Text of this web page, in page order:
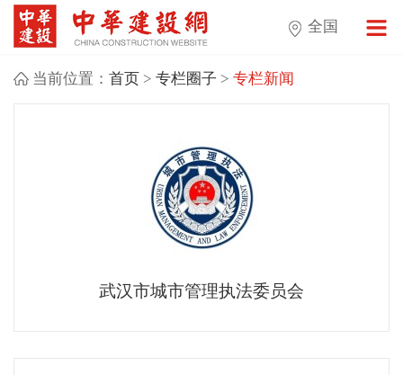
全国
当前位置： 首页> 专栏圈子 > 专栏新闻
武汉市城市管理执法委员会